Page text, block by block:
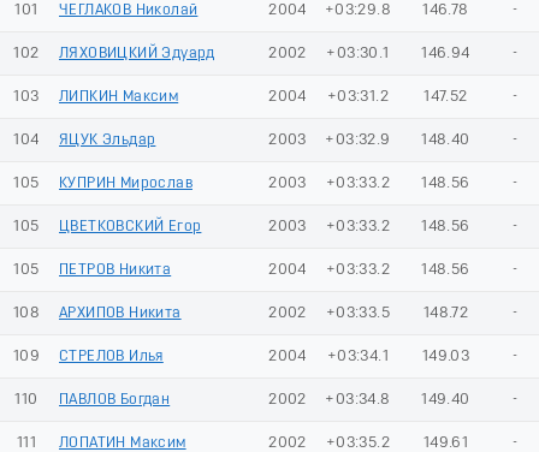
101 ЧЕГЛАКОВ Николай 2004 +03:29.8 146.78 -
102 ЛЯХОВИЦКИЙ Эдуард 2002 +03:30.1 146.94 -
103 ЛИПКИН Максим 2004 +03:31.2 147.52 -
104 ЯЦУК Эльдар 2003 +03:32.9 148.40 -
105 КУПРИН Мирослав 2003 +03:33.2 148.56 -
105 ЦВЕТКОВСКИЙ Егор 2003 +03:33.2 148.56 -
105 ПЕТРОВ Никита 2004 +03:33.2 148.56 -
108 АРХИПОВ Никита 2002 +03:33.5 148.72 -
109 СТРЕЛОВ Илья 2004 +03:34.1 149.03 -
110 ПАВЛОВ Богдан 2002 +03:34.8 149.40 -
111 ЛОПАТИН Максим 2002 +03:35.2 149.61 -